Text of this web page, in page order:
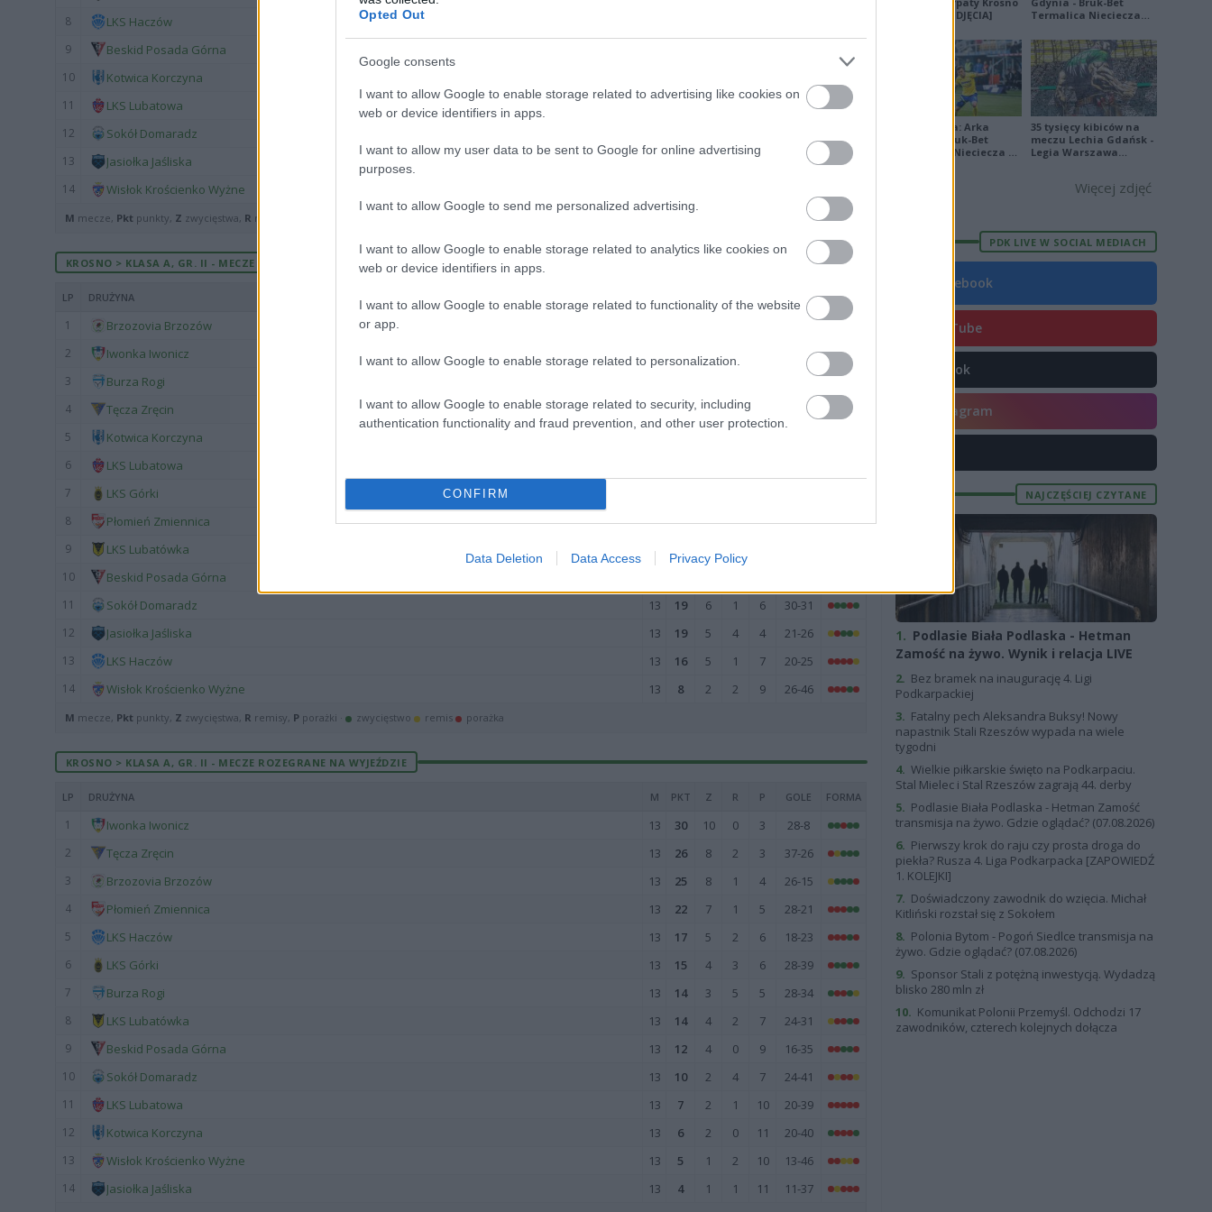
Opted Out
Google consents
I want to allow Google to enable storage related to advertising like cookies on
web or device identifiers in apps.
I want to allow my user data to be sent to Google for online advertising
purposes.
I want to allow Google to send me personalized advertising.
I want to allow Google to enable storage related to analytics like cookies on
web or device identifiers in apps.
I want to allow Google to enable storage related to functionality of the website
or app.
I want to allow Google to enable storage related to personalization.
I want to allow Google to enable storage related to security, including
authentication functionality and fraud prevention, and other user protection.
CONFIRM
Data Deletion Data Access Privacy Policy
8 LKS Haczów
9 Beskid Posada Górna
10 Kotwica Korczyna
11 LKS Lubatowa 9 50-63
12 Sokół Domaradz
13 Jasiołka Jaśliska 15 32-63
14 Wisłok Krościenko Wyżne
M mecze, Pkt punkty, Z zwycięstwa, R remisy,
KROSNO > KLASA A, GR. II - MECZE ROZEGRANE U SIEBIE
LP DRUŻYNA M PKT Z GOLE FORMA
1 Brzozovia Brzozów
2 Iwonka Iwonicz 12 43-11
3 Burza Rogi
4 Tęcza Zręcin 13 24 7 3 29-14
5 Kotwica Korczyna
6 LKS Lubatowa
7 LKS Górki
8 Płomień Zmiennica 13 21 6 3 4 27-17
9 LKS Lubatówka 13
10 Beskid Posada Górna
11 Sokół Domaradz 13 19 6 1 6 30-31
12 Jasiołka Jaśliska 13 19 5 4 4 21-26
13 LKS Haczów 13 16 5 1 7 20-25
14 Wisłok Krościenko Wyżne 13 8 2 2 9 26-46
M mecze, Pkt punkty, Z zwycięstwa, R remisy, P porażki · zwycięstwo remis porażka
KROSNO > KLASA A, GR. II - MECZE ROZEGRANE NA WYJEŹDZIE
LP DRUŻYNA M PKT Z R P GOLE FORMA
1 Iwonka Iwonicz 13 30 10 0 3 28-8
2 Tęcza Zręcin 13 26 8 2 3 37-26
3 Brzozovia Brzozów 13 25 8 1 4 26-15
4 Płomień Zmiennica 13 22 7 1 5 28-21
5 LKS Haczów 13 17 5 2 6 18-23
6 LKS Górki 13 15 4 3 6 28-39
7 Burza Rogi 13 14 3 5 5 28-34
8 LKS Lubatówka 13 14 4 2 7 24-31
9 Beskid Posada Górna 13 12 4 0 9 16-35
10 Sokół Domaradz 13 10 2 4 7 24-41
11 LKS Lubatowa 13 7 2 1 10 20-39
12 Kotwica Korczyna 13 6 2 0 11 20-40
13 Wisłok Krościenko Wyżne 13 5 1 2 10 13-46
14 Jasiołka Jaśliska 13 4 1 1 11 11-37
na remis [ZDJĘCIA]
Termalica Nieciecza
Ekstraklasa: Arka
Gdynia - Bruk-Bet
Termalica Nieciecza 2-
35 tysięcy kibiców na
meczu Lechia Gdańsk -
Legia Warszawa
Więcej zdjęć
PDK LIVE W SOCIAL MEDIACH
Facebook
YouTube
TikTok
Instagram
NAJCZĘŚCIEJ CZYTANE
1. Podlasie Biała Podlaska - Hetman
Zamość na żywo. Wynik i relacja LIVE
2. Bez bramek na inaugurację 4. Ligi
Podkarpackiej
3. Fatalny pech Aleksandra Buksy! Nowy
napastnik Stali Rzeszów wypada na wiele
tygodni
4. Wielkie piłkarskie święto na Podkarpaciu.
Stal Mielec i Stal Rzeszów zagrają 44. derby
5. Podlasie Biała Podlaska - Hetman Zamość
transmisja na żywo. Gdzie oglądać? (07.08.2026)
6. Pierwszy krok do raju czy prosta droga do
piekła? Rusza 4. Liga Podkarpacka [ZAPOWIEDŹ
1. KOLEJKI]
7. Doświadczony zawodnik do wzięcia. Michał
Kitliński rozstał się z Sokołem
8. Polonia Bytom - Pogoń Siedlce transmisja na
żywo. Gdzie oglądać? (07.08.2026)
9. Sponsor Stali z potężną inwestycją. Wydadzą
blisko 280 mln zł
10. Komunikat Polonii Przemyśl. Odchodzi 17
zawodników, czterech kolejnych dołącza